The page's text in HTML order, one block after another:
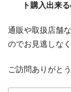
ト購入出来
通販や取扱店舗
のでお見逃しなく
ご訪問ありがと